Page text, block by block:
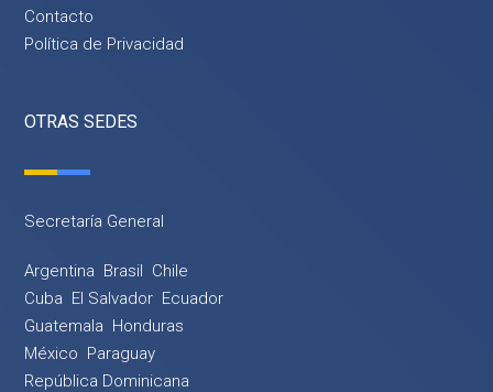
Contacto
Política de Privacidad
OTRAS SEDES
Secretaría General
Argentina Brasil Chile
Cuba El Salvador Ecuador
Guatemala Honduras
México Paraguay
República Dominicana